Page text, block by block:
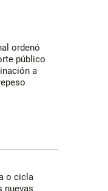
ordenó
público
a
o cicla
nuevas